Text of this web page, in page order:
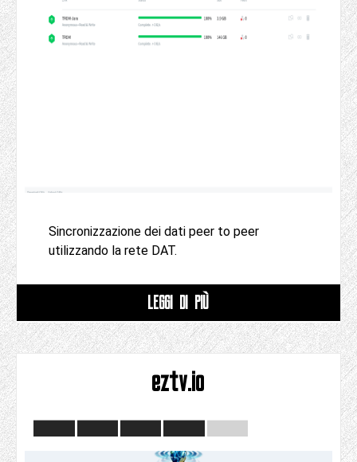
Sincronizzazione dei dati peer to peer
utilizzando la rete DAT.
LEGGI DI PIÙ
eztv.io